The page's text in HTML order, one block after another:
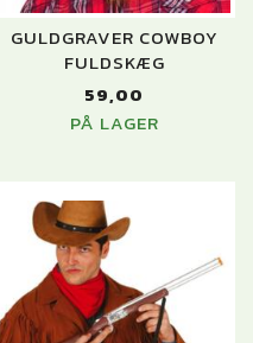
GULDGRAVER COWBOY
FULDSKÆG
59,00
PÅ LAGER